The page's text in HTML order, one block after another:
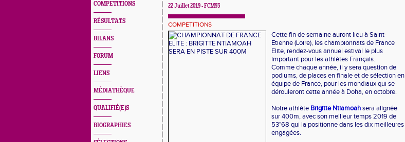
COMPETITIONS
RÉSULTATS
BILANS
FORUM
LIENS
MÉDIATHÈQUE
QUALIFIÉ(E)S
BIOGRAPHIES
22 Juillet 2019 - FCM93
COMPETITIONS
Cette fin de semaine auront lieu à Saint-
Etienne (Loire), les championnats de France
Elite, rendez-vous annuel estival le plus
important pour les athlètes Français.
Comme chaque année, il y sera question de
podiums, de places en finale et de sélection en
équipe de France, pour les mondiaux qui se
dérouleront cette année à Doha, en octobre.
Notre athlète Brigitte Ntiamoahsera alignée
sur 400m, avec son meilleur temps 2019 de
53"68 qui la positionne dans les dix meilleures
engagées.